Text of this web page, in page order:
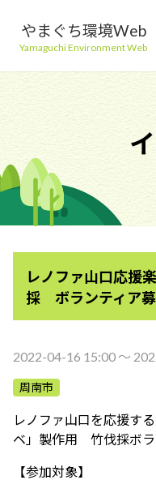
やまぐち環境Web
Yamaguchi Environment Web
地球温暖化を防ぐ
ごみを減らす
自然環境を守る
生活環境を守る（
レノファ山口応援
採 ボランティア
2022-04-16 15:00 〜
周南市
レノファ山口を応援す
ベ」製作用 竹伐採ボラ
【参加対象】